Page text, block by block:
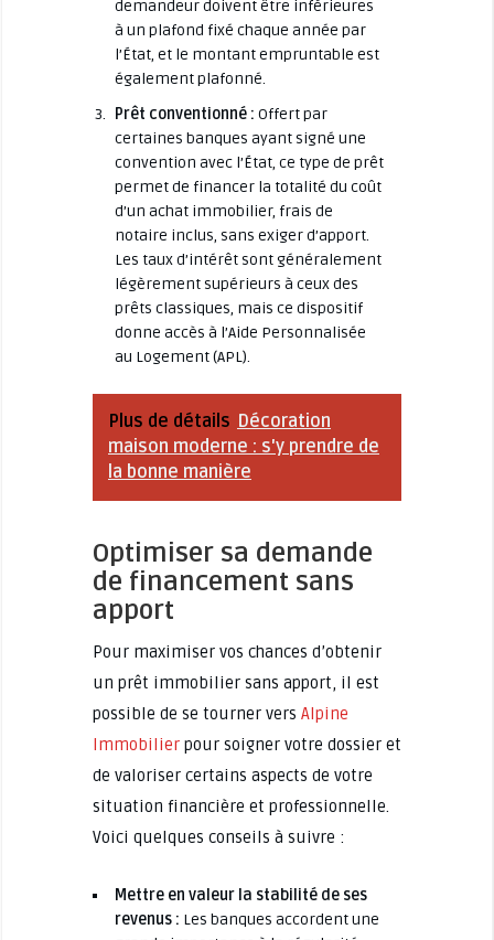
demandeur doivent être inférieures
à un plafond fixé chaque année par
l’État, et le montant empruntable est
également plafonné.
Prêt conventionné : Offert par
certaines banques ayant signé une
convention avec l’État, ce type de prêt
permet de financer la totalité du coût
d’un achat immobilier, frais de
notaire inclus, sans exiger d’apport.
Les taux d’intérêt sont généralement
légèrement supérieurs à ceux des
prêts classiques, mais ce dispositif
donne accès à l’Aide Personnalisée
au Logement (APL).
Plus de détails Décoration
maison moderne : s'y prendre de
la bonne manière
Optimiser sa demande
de financement sans
apport
Pour maximiser vos chances d’obtenir
un prêt immobilier sans apport, il est
possible de se tourner vers Alpine
Immobilierpour soigner votre dossier et
de valoriser certains aspects de votre
situation financière et professionnelle.
Voici quelques conseils à suivre :
Mettre en valeur la stabilité de ses
revenus : Les banques accordent une